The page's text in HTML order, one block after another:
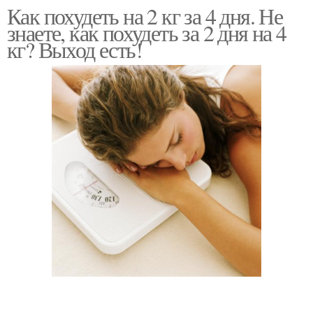
Как похудеть на 2 кг за 4 дня. Не
знаете, как похудеть за 2 дня на 4
кг? Выход есть!